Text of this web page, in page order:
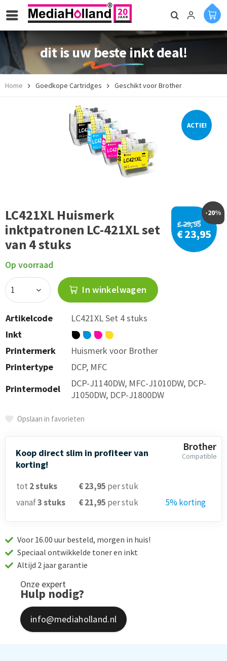
dit is uw beste inkt deal!
Home Goedkope Cartridges Geschikt voor Brother
ACTIE!
LC421XL Huismerk
inktpatronen LC-421XL set
van 4 stuks
€ 29,95
-20%
€ 23,95
Op voorraad
In winkelwagen
Artikelcode
LC421XL Set 4 stuks
Inkt
Printermerk
Huismerk voor Brother
Printertype
DCP, MFC
Printermodel
DCP-J1140DW, MFC-J1010DW, DCP-
J1050DW, DCP-J1800DW
Opslaan in favorieten
Brother
Compatible
Koop direct slim in profiteer van
korting!
tot 2stuks € 23,95 per stuk
vanaf3stuks € 21,95 per stuk 5% korting
Voor 16.00 uur besteld, morgen in huis!
Speciaal ontwikkelde toner en inkt
Altijd 2 jaar garantie
Onze expert
Hulp nodig?
info@mediaholland.nl